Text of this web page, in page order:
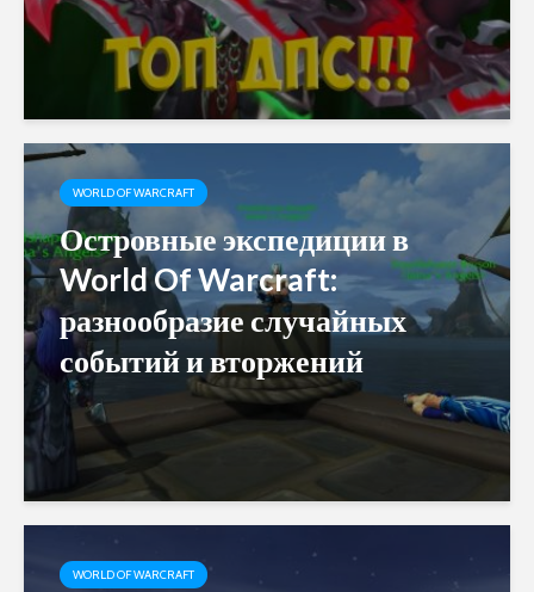
WORLD OF WARCRAFT
Островные экспедиции в
World Of Warcraft:
разнообразие случайных
событий и вторжений
WORLD OF WARCRAFT